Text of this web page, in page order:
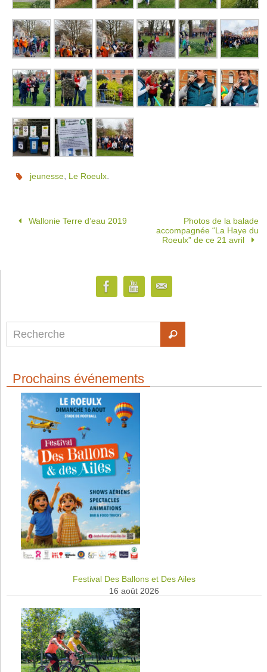
jeunesse, Le Roeulx.
Wallonie Terre d’eau 2019
Photos de la balade
accompagnée “La Haye du
Roeulx” de ce 21 avril
Prochains événements
Festival Des Ballons et Des Ailes
16 août 2026